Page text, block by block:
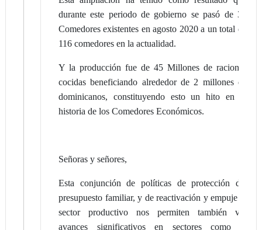
durante este periodo de gobierno se pasó de 36
Comedores existentes en agosto 2020 a un total de
116 comedores en la actualidad.
Y la producción fue de 45 Millones de raciones
cocidas beneficiando alrededor de 2 millones de
dominicanos, constituyendo esto un hito en la
historia de los Comedores Económicos.
Señoras y señores,
Esta conjunción de políticas de protección del
presupuesto familiar, y de reactivación y empuje al
sector productivo nos permiten también ver
avances significativos en sectores como la